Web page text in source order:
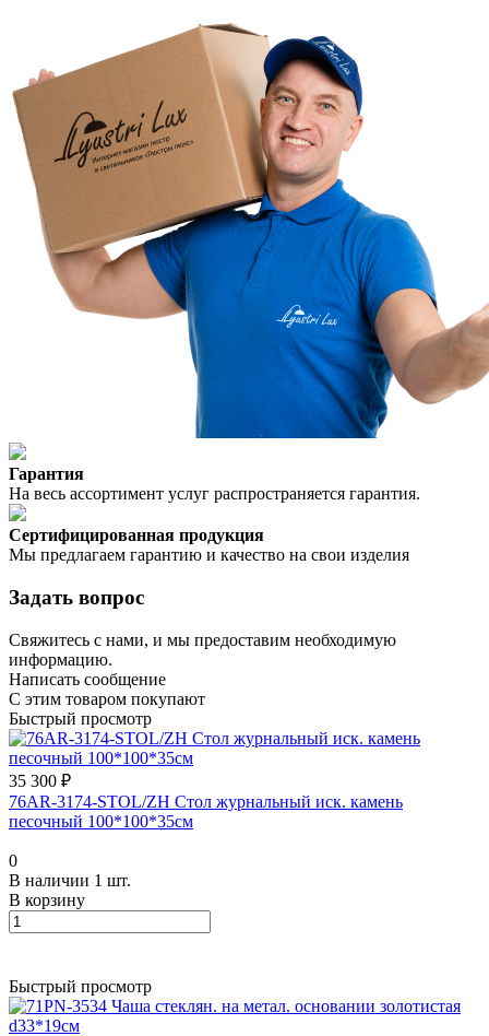
Гарантия
На весь ассортимент услуг распространяется гарантия.
Сертифицированная продукция
Мы предлагаем гарантию и качество на свои изделия
Задать вопрос
Свяжитесь с нами, и мы предоставим необходимую
информацию.
Написать сообщение
С этим товаром покупают
Быстрый просмотр
35 300 ₽
76AR-3174-STOL/ZH Стол журнальный иск. камень
песочный 100*100*35см
0
В наличии 1 шт.
В корзину
Быстрый просмотр